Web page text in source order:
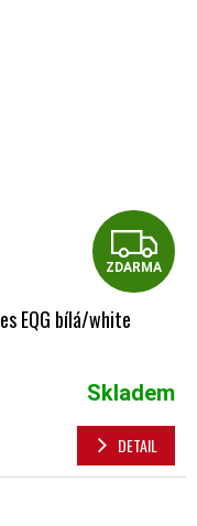
ZDARMA
EQG bílá/white
Skladem
DETAIL